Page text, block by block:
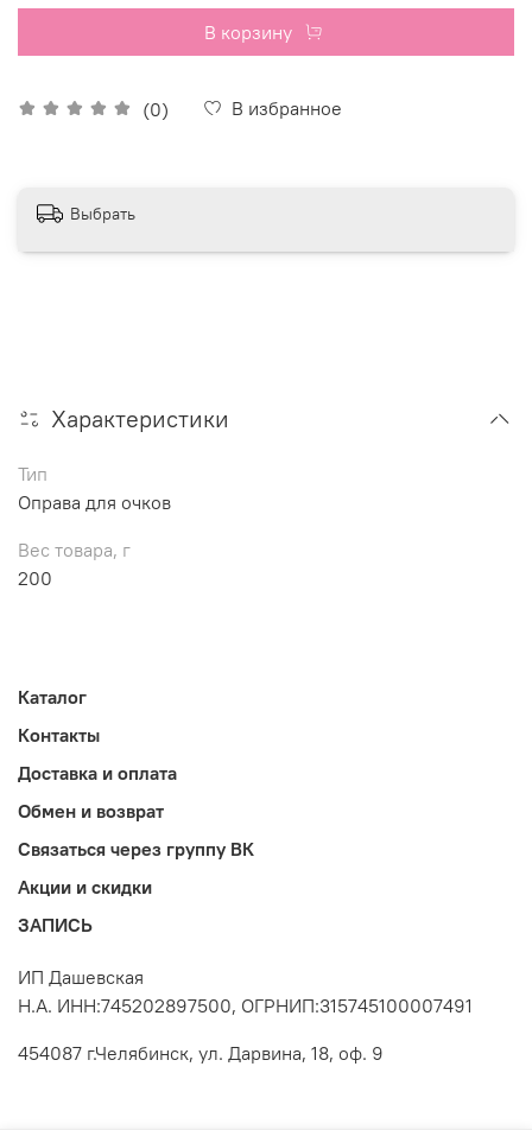
(0) В избранное
В корзину
Выбрать
Характеристики
Тип
Оправа для очков
Вес товара, г
200
Каталог
Контакты
Доставка и оплата
Обмен и возврат
Связаться через группу ВК
Акции и скидки
ЗАПИСЬ
ИП Дашевская
Н.А. ИНН:745202897500, ОГРНИП:315745100007491
454087 г.Челябинск, ул. Дарвина, 18, оф. 9